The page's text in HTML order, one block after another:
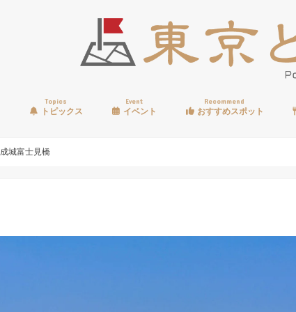
Topics
トピックス
Event
イベント
Recommend
おすすめスポット
成城富士見橋